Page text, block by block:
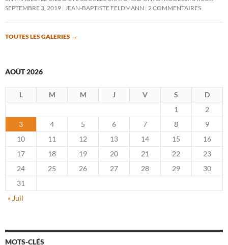
SEPTEMBRE 3, 2019
JEAN-BAPTISTE FELDMANN 2 COMMENTAIRES
TOUTES LES GALERIES →
AOÛT 2026
L M M J V S
D
1
2
3
4 5 6 7 8
9
10
11 12 13 14 15
16
17
18 19 20 21 22
23
24
25 26 27 28 29
30
31
« Juil
MOTS-CLÉS